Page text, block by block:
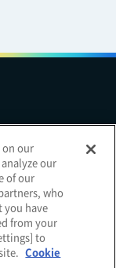
グループのDX
）
on our
our
of our
who
have
from your
to
Cookie